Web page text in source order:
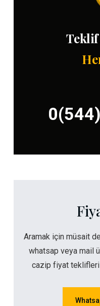
Aramak için müsait
whatsap veya mail
cazip fiyat